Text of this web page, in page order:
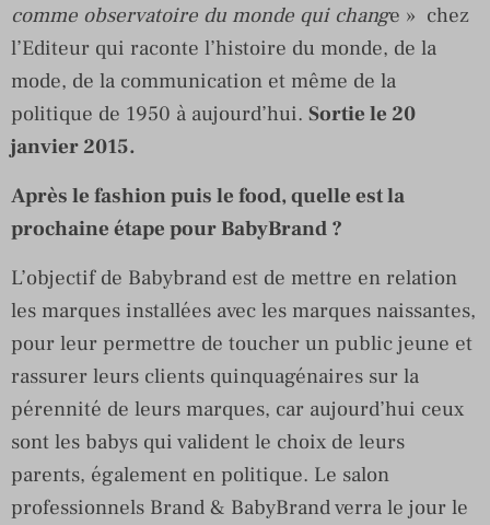
comme observatoire du monde qui change » chez
l’Editeur qui raconte l’histoire du monde, de la
mode, de la communication et même de la
politique de 1950 à aujourd’hui. Sortie le 20
janvier 2015.
Après le fashion puis le food, quelle est la
prochaine étape pour BabyBrand ?
L’objectif de Babybrand est de mettre en relation
les marques installées avec les marques naissantes,
pour leur permettre de toucher un public jeune et
rassurer leurs clients quinquagénaires sur la
pérennité de leurs marques, car aujourd’hui ceux
sont les babys qui valident le choix de leurs
parents, également en politique. Le salon
professionnels Brand & BabyBrand verra le jour le